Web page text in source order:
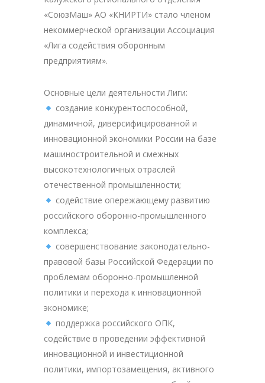
«СоюзМаш» АО «КНИРТИ» стало членом
некоммерческой организации Ассоциация
«Лига содействия оборонным
предприятиям».
Основные цели деятельности Лиги:
создание конкурентоспособной,
динамичной, диверсифицированной и
инновационной экономики России на базе
машиностроительной и смежных
высокотехнологичных отраслей
отечественной промышленности;
содействие опережающему развитию
российского оборонно-промышленного
комплекса;
совершенствование законодательно-
правовой базы Российской Федерации по
проблемам оборонно-промышленной
политики и перехода к инновационной
экономике;
поддержка российского ОПК,
содействие в проведении эффективной
инновационной и инвестиционной
политики, импортозамещения, активного